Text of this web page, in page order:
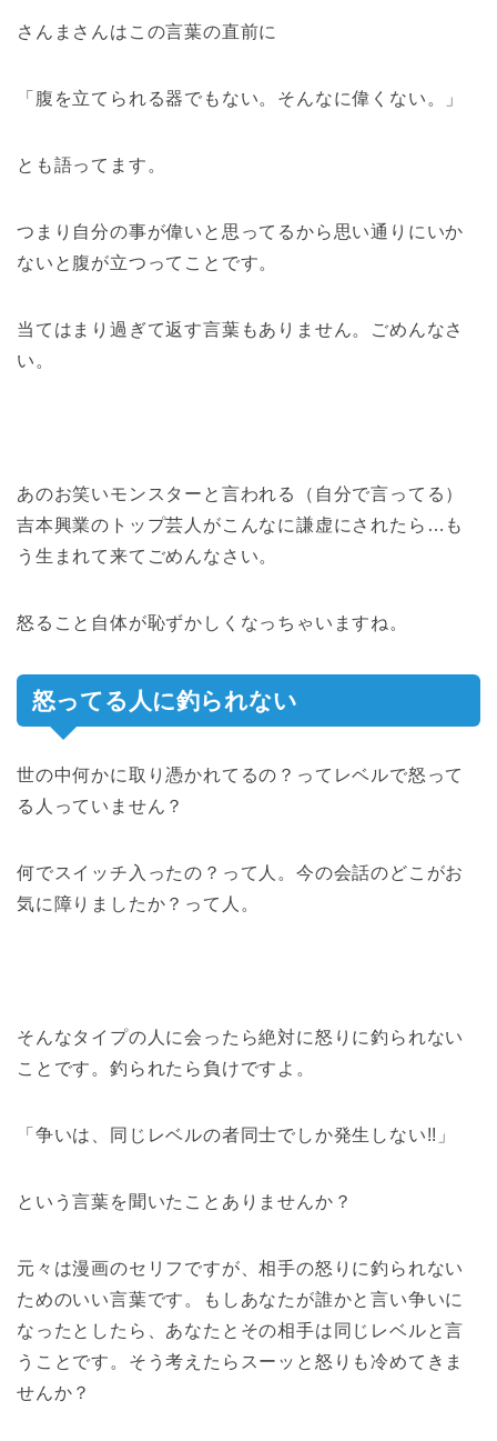
さんまさんはこの言葉の直前に
「 腹を立てられる器でもない。そんなに偉くない。 」
とも語ってます。
つまり自分の事が偉いと思ってるから思い通りにいか
ないと腹が立つってことです。
当てはまり過ぎて返す言葉もありません。ごめんなさ
い。
あのお笑いモンスターと言われる（自分で言ってる）
吉本興業のトップ芸人がこんなに謙虚にされたら…も
う生まれて来てごめんなさい。
怒ること自体が恥ずかしくなっちゃいますね。
怒ってる人に釣られない
世の中何かに取り憑かれてるの？ってレベルで怒って
る人っていません？
何でスイッチ入ったの？って人。今の会話のどこがお
気に障りましたか？って人。
そんなタイプの人に会ったら絶対に怒りに釣られない
ことです。釣られたら負けですよ。
「 争いは、同じレベルの者同士でしか発生しない!! 」
という言葉を聞いたことありませんか？
元々は漫画のセリフですが、相手の怒りに釣られない
ためのいい言葉です。もしあなたが誰かと言い争いに
なったとしたら、あなたとその相手は同じレベルと言
うことです。そう考えたらスーッと怒りも冷めてきま
せんか？